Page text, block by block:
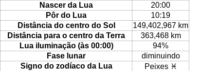
Nascer da Lua
20:00
Pôr do Lua
10:19
Distância do centro do Sol
149,402,967 km
Distância para o centro da Terra
363,468 km
Lua iluminação (às 00:00)
94%
Fase lunar
diminuindo
Signo do zodíaco da Lua
Peixes ♓